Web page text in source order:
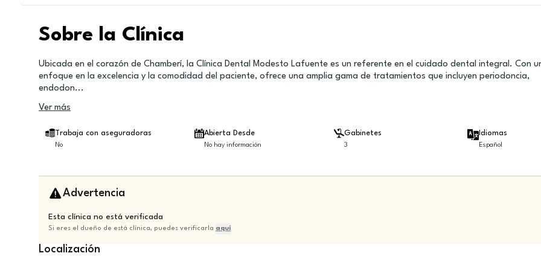
Sobre la Clínica
Ubicada en el corazón de Chamberí, la Clínica Dental Modesto Lafuente es un referente en el cuidado dental integral. Con
enfoque en la excelencia y la comodidad del paciente, ofrece una amplia gama de tratamientos que incluyen periodoncia,
endodon...
Ver más
Trabaja con aseguradoras
No
Abierta Desde
No hay información
Gabinetes
3
Idiomas
Español
Advertencia
Esta clínica no está verificada
Si eres el dueño de está clínica, puedes verificarla aquí
Localización